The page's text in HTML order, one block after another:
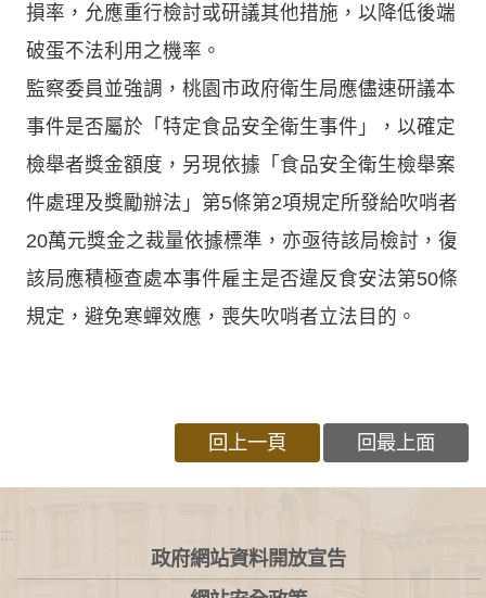
損率，允應重行檢討或研議其他措施，以降低後端
破蛋不法利用之機率。
監察委員並強調，桃園市政府衛生局應儘速研議本
事件是否屬於「特定食品安全衛生事件」，以確定
檢舉者獎金額度，另現依據「食品安全衛生檢舉案
件處理及獎勵辦法」第5條第2項規定所發給吹哨者
20萬元獎金之裁量依據標準，亦亟待該局檢討，復
該局應積極查處本事件雇主是否違反食安法第50條
規定，避免寒蟬效應，喪失吹哨者立法目的。
回上一頁 回最上面
:::
政府網站資料開放宣告